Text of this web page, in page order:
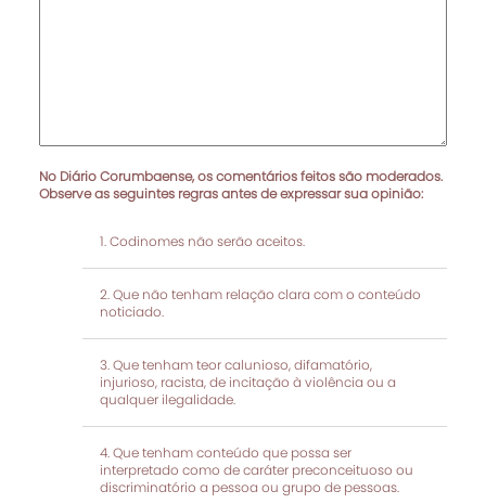
No Diário Corumbaense, os comentários feitos são moderados.
Observe as seguintes regras antes de expressar sua opinião:
Codinomes não serão aceitos.
Que não tenham relação clara com o conteúdo
noticiado.
Que tenham teor calunioso, difamatório,
injurioso, racista, de incitação à violência ou a
qualquer ilegalidade.
Que tenham conteúdo que possa ser
interpretado como de caráter preconceituoso ou
discriminatório a pessoa ou grupo de pessoas.